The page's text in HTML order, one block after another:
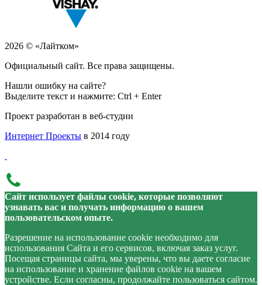
2026 © «Лайтком»
Официальный сайт. Все права защищены.
Нашли ошибку на сайте?
Выделите текст и нажмите: Ctrl + Enter
Проект разработан в веб-студии
Интернет Проекты в 2014 году
Сайт использует файлы cookie, которые позволяют
узнавать вас и получать информацию о вашем
пользовательском опыте.
Разрешение на использование cookie необходимо для
использования Сайта и его сервисов, включая заказ услуг.
Посещая страницы сайта, мы уверены, что вы даете согласие
на использование и хранение файлов cookie на вашем
устройстве. Если согласны, продолжайте пользоваться сайтом.